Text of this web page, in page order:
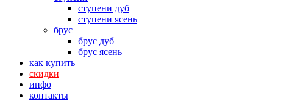
ступени дуб
ступени ясень
брус
брус дуб
брус ясень
как купить
скидки
инфо
контакты